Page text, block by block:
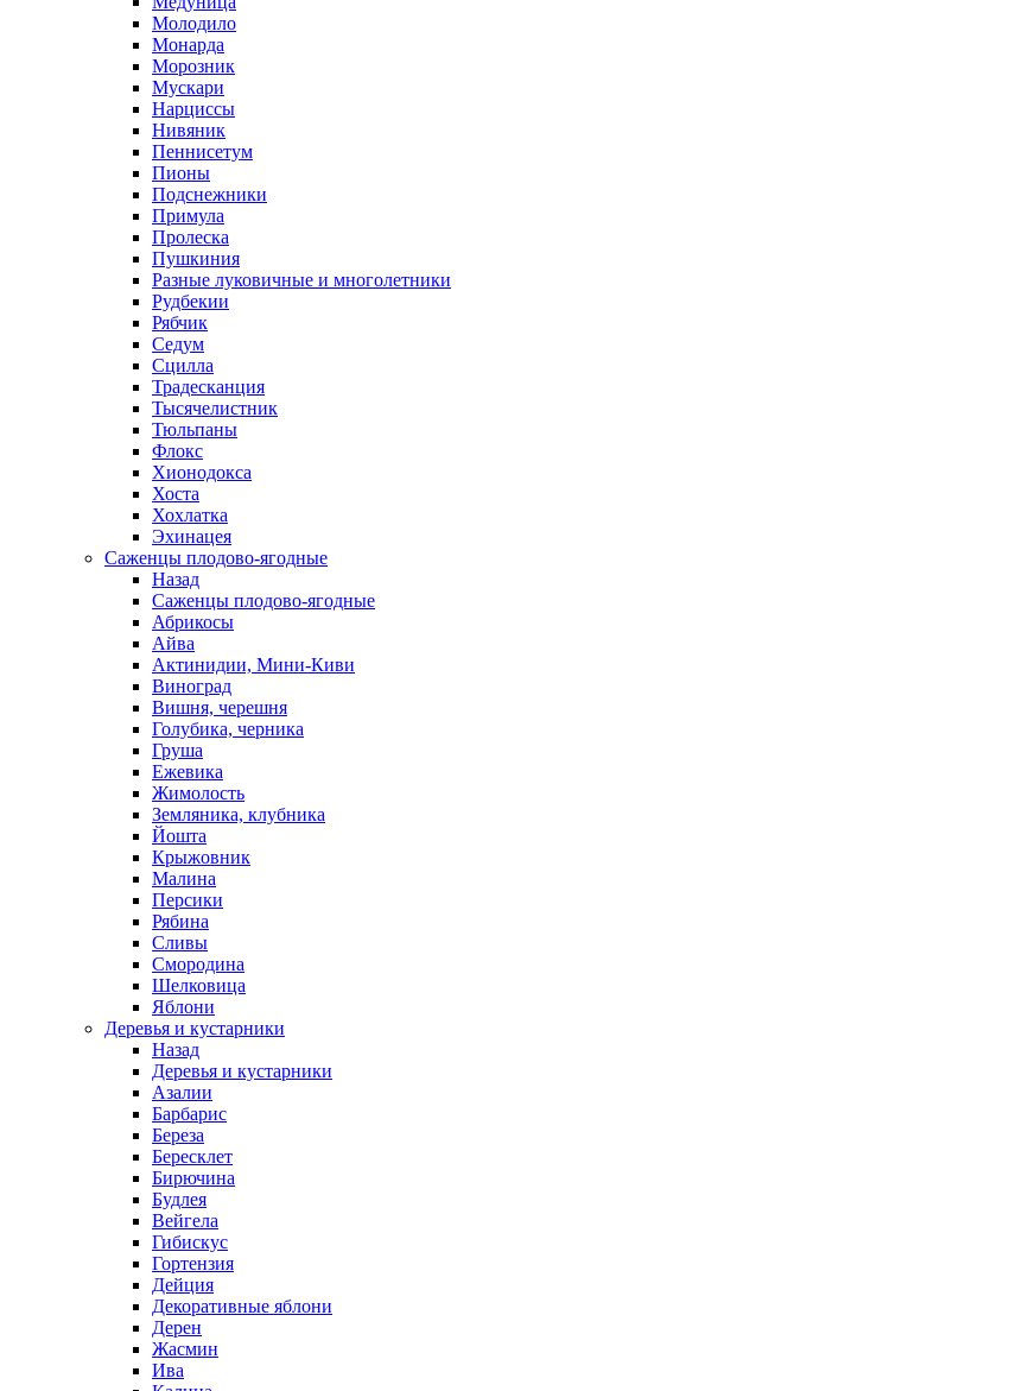
Молодило
Монарда
Морозник
Мускари
Нарциссы
Нивяник
Пеннисетум
Пионы
Подснежники
Примула
Пролеска
Пушкиния
Разные луковичные и многолетники
Рудбекии
Рябчик
Седум
Сцилла
Традесканция
Тысячелистник
Тюльпаны
Флокс
Хионодокса
Хоста
Хохлатка
Эхинацея
Саженцы плодово-ягодные
Назад
Саженцы плодово-ягодные
Абрикосы
Айва
Актинидии, Мини-Киви
Виноград
Вишня, черешня
Голубика, черника
Груша
Ежевика
Жимолость
Земляника, клубника
Йошта
Крыжовник
Малина
Персики
Рябина
Сливы
Смородина
Шелковица
Яблони
Деревья и кустарники
Назад
Деревья и кустарники
Азалии
Барбарис
Береза
Бересклет
Бирючина
Будлея
Вейгела
Гибискус
Гортензия
Дейция
Декоративные яблони
Дерен
Жасмин
Ива